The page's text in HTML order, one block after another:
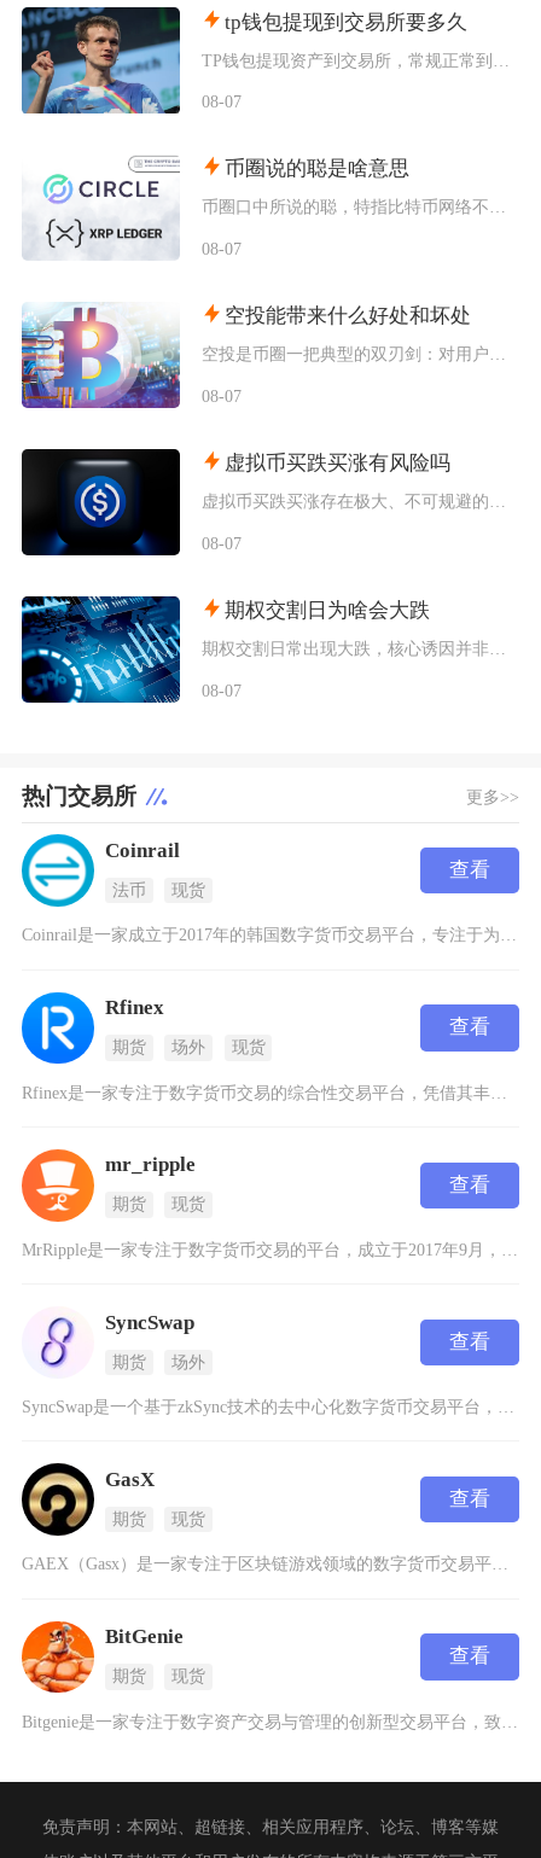
tp钱包提现到交易所要多久
08-07
币圈说的聪是啥意思
币圈口中所说的聪，特指比特币网络不可再拆分的最小计价单位，英文全称Satoshi，圈内日常
08-07
空投能带来什么好处和坏处
08-07
虚拟币买跌买涨有风险吗
08-07
期权交割日为啥会大跌
08-07
热门交易所 更多>>
Coinrail
法币 现货
查看
Coinrail是一家成立于2017年的韩国数字货币交易平台，专注于为用户提供便捷、安全的
Rfinex
期货 场外 现货
查看
Rfinex是一家专注于数字货币交易的综合性交易平台，凭借其丰富的金融产品和专业的交易工具
mr_ripple
期货 现货
查看
SyncSwap
期货 场外
查看
GasX
期货 现货
查看
GAEX（Gasx）是一家专注于区块链游戏领域的数字货币交易平台，成立于2017年10月，
BitGenie
期货 现货
查看
免责声明：本网站、超链接、相关应用程序、论坛、博客等媒